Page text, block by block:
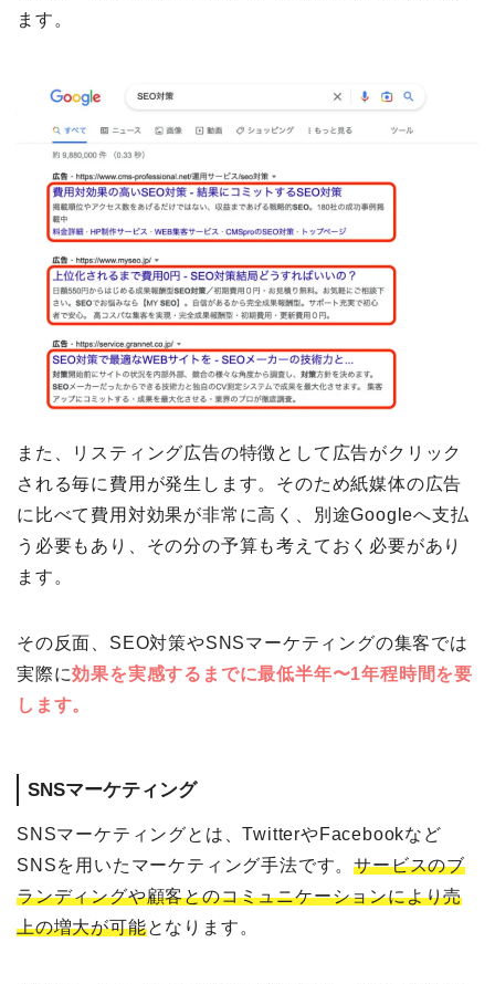
ます。
また、リスティング広告の特徴として広告がクリック
される毎に費用が発生します。そのため紙媒体の広告
に比べて費用対効果が非常に高く、別途Googleへ支払
う必要もあり、その分の予算も考えておく必要があり
ます。
その反面、SEO対策やSNSマーケティングの集客では
実際に効果を実感するまでに最低半年〜1年程時間を要
します。
SNSマーケティング
SNSマーケティングとは、TwitterやFacebookなど
SNSを用いたマーケティング手法です。サービスのブ
ランディングや顧客とのコミュニケーションにより売
上の増大が可能となります。